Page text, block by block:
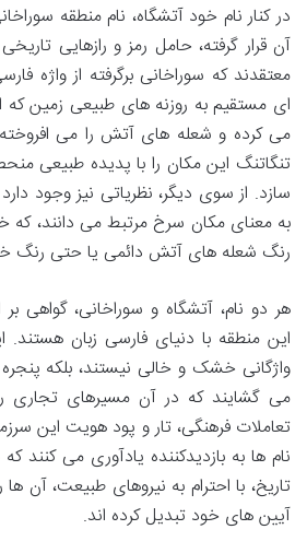
در کنار نام خود آتشگاه، نام منطقه
آن قرار گرفته، حامل رمز و رازهایی
معتقدند که سوراخانی برگرفته از واژه
ای مستقیم به روزنه های طبیعی زمین که
می کرده و شعله های آتش را می افروخته
تنگاتنگ این مکان را با پدیده طبیعی
سازد. از سوی دیگر، نظریاتی نیز وجود
به معنای مکان سرخ مرتبط می دانند، که
رنگ شعله های آتش دائمی یا حتی رنگ
هر دو نام، آتشگاه و سوراخانی، گواهی
این منطقه با دنیای فارسی زبان هستند.
واژگانی خشک و خالی نیستند، بلکه
می گشایند که در آن مسیرهای تجاری
تعاملات فرهنگی، تار و پود هویت این
نام ها به بازدیدکننده یادآوری می کنند
تاریخ، با احترام به نیروهای طبیعت، آن ها
آیین های خود تبدیل کرده اند.